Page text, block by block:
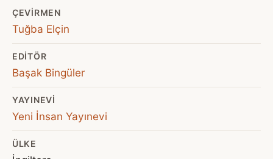
ÇEVIRMEN
Tuğba Elçin
EDITÖR
Başak Bingüler
YAYINEVI
Yeni İnsan Yayınevi
ÜLKE